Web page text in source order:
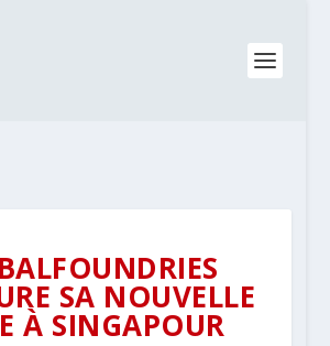
SA NOUVELLE
À SINGAPOUR